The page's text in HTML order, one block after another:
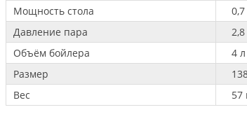
Мощность стола
0,7
Давление пара
2,8
Объём бойлера
4 л
Размер
Вес
57